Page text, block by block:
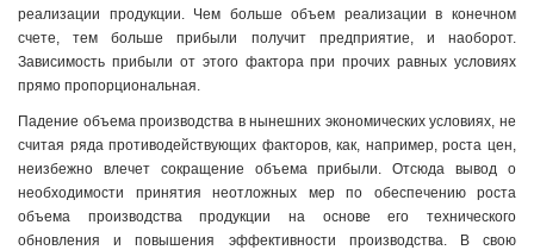
реализации продукции. Чем больше объем реализации в конечном
счете, тем больше прибыли получит предприятие, и наоборот.
Зависимость прибыли от этого фактора при прочих равных условиях
прямо пропорциональная.
Падение объема производства в нынешних экономических условиях, не
считая ряда противодействующих факторов, как, например, роста цен,
неизбежно влечет сокращение объема прибыли. Отсюда вывод о
необходимости принятия неотложных мер по обеспечению роста
объема производства продукции на основе его технического
обновления и повышения эффективности производства. В свою